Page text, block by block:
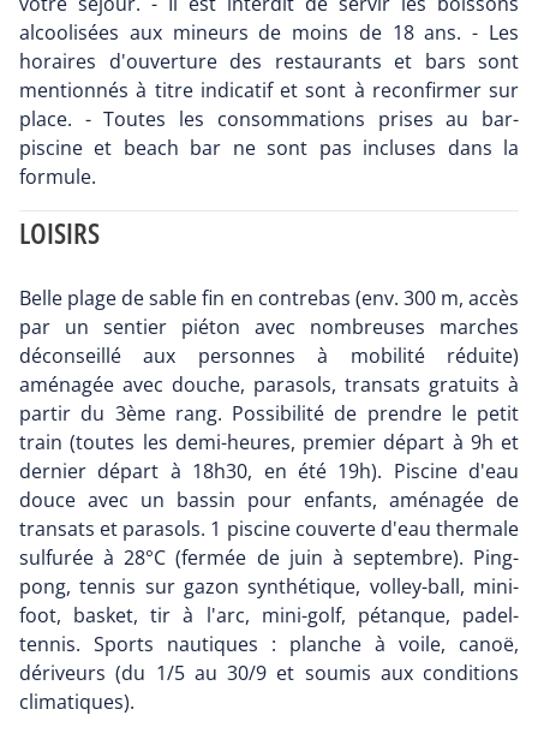
alcoolisées aux mineurs de moins de 18 ans. - Les
horaires d'ouverture des restaurants et bars sont
mentionnés à titre indicatif et sont à reconfirmer sur
place. - Toutes les consommations prises au bar-
piscine et beach bar ne sont pas incluses dans la
formule.
LOISIRS
Belle plage de sable fin en contrebas (env. 300 m, accès
par un sentier piéton avec nombreuses marches
déconseillé aux personnes à mobilité réduite)
aménagée avec douche, parasols, transats gratuits à
partir du 3ème rang. Possibilité de prendre le petit
train (toutes les demi-heures, premier départ à 9h et
dernier départ à 18h30, en été 19h). Piscine d'eau
douce avec un bassin pour enfants, aménagée de
transats et parasols. 1 piscine couverte d'eau thermale
sulfurée à 28°C (fermée de juin à septembre). Ping-
pong, tennis sur gazon synthétique, volley-ball, mini-
foot, basket, tir à l'arc, mini-golf, pétanque, padel-
tennis. Sports nautiques : planche à voile, canoë,
dériveurs (du 1/5 au 30/9 et soumis aux conditions
climatiques).